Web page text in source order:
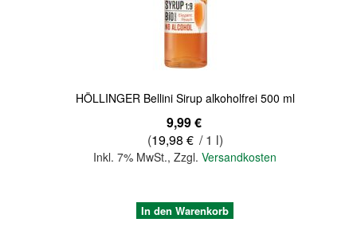
HÖLLINGER Bellini Sirup alkoholfrei 500 ml
9,99 €
(19,98 € / 1 l)
Inkl. 7% MwSt.,Zzgl.Versandkosten
In den Warenkorb